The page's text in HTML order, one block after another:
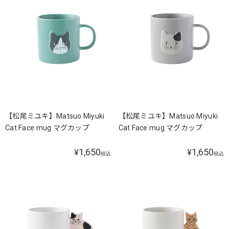
【松尾ミユキ】Matsuo Miyuki
Cat Face mug マグカップ
¥1,650税込
【松尾ミユキ】Matsuo Miyuki
Cat Face mug マグカップ
¥1,650税込